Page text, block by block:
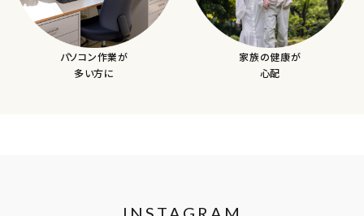
パソコン作業が
多い方に
家族の健康が
心配